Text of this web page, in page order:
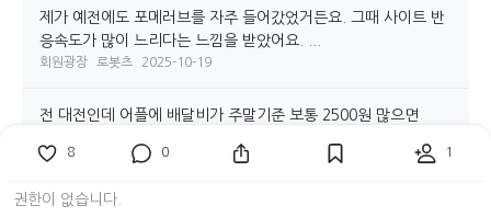
8 0 1
권한이 없습니다.
제가 예전에도 포메러브를 자주 들어갔었거든요. 그때 사이트 반
응속도가 많이 느리다는 느낌을 받았어요. ...
회원광장 로봇츠 2025-10-19
전 대전인데 어플에 배달비가 주말기준 보통 2500원 많으면
관리소장 블로그 로봇츠 2025-10-19